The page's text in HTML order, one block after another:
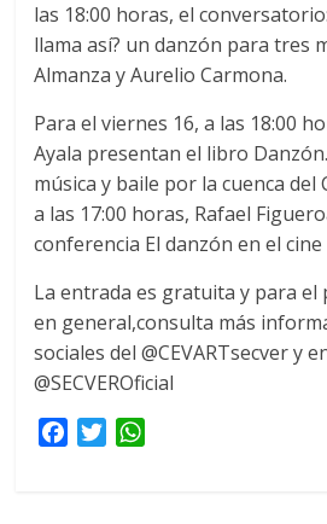
las 18:00 horas, el
llama así? un danzón para tres
Almanza y Aurelio Carmona.
Para el viernes 16, a las 18:00
Ayala presentan el libro
música y baile por la cuenca del
a las 17:00 horas, Rafael
conferencia El danzón en el cine
La entrada es gratuita y para el
en general,consulta más
sociales del @CEVARTsecver y
@SECVEROficial
T